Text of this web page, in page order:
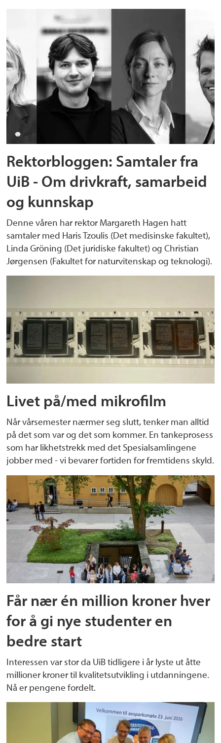
Rektorbloggen: Samtaler fra
UiB - Om drivkraft, samarbeid
og kunnskap
Denne våren har rektor Margareth Hagen hatt
samtaler med Haris Tzoulis (Det medisinske fakultet),
Linda Gröning (Det juridiske fakultet) og Christian
Jørgensen (Fakultet for naturvitenskap og teknologi).
Livet på/med mikrofilm
Når vårsemester nærmer seg slutt, tenker man alltid
på det som var og det som kommer. En tankeprosess
som har likhetstrekk med det Spesialsamlingene
jobber med - vi bevarer fortiden for fremtidens skyld.
Får nær én million kroner hver
for å gi nye studenter en
bedre start
Interessen var stor da UiB tidligere i år lyste ut åtte
millioner kroner til kvalitetsutvikling i utdanningene.
Nå er pengene fordelt.